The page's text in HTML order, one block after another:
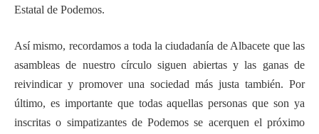
Estatal de Podemos.
Así mismo, recordamos a toda la ciudadanía de Albacete que las
asambleas de nuestro círculo siguen abiertas y las ganas de
reivindicar y promover una sociedad más justa también. Por
último, es importante que todas aquellas personas que son ya
inscritas o simpatizantes de Podemos se acerquen el próximo